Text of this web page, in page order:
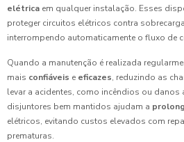
elétrica em qualquer instalação. Esses
proteger circuitos elétricos contra
interrompendo automaticamente o fluxo de
Quando a manutenção é realizada
mais confiáveis e eficazes, reduzindo as
levar a acidentes, como incêndios ou
disjuntores bem mantidos ajudam a
elétricos, evitando custos elevados com
prematuras.